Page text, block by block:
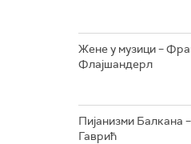
Жене у музици –
Флајшандерл
Пијанизми Балкана
Гаврић